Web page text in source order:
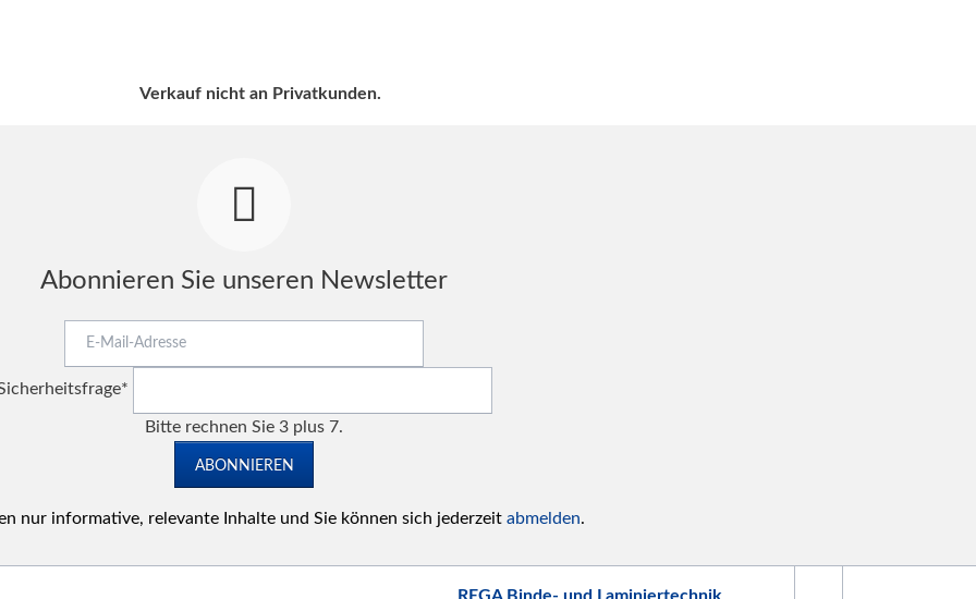
Verkauf nicht an Privatkunden.
Abonnieren Sie unseren Newsletter
Adresse*
Bitte rechnen Sie 3 plus 7.
ABONNIEREN
nur informative, relevante Inhalte und Sie können sich jederzeit abmelden.
REGA Binde- und Laminiertechnik